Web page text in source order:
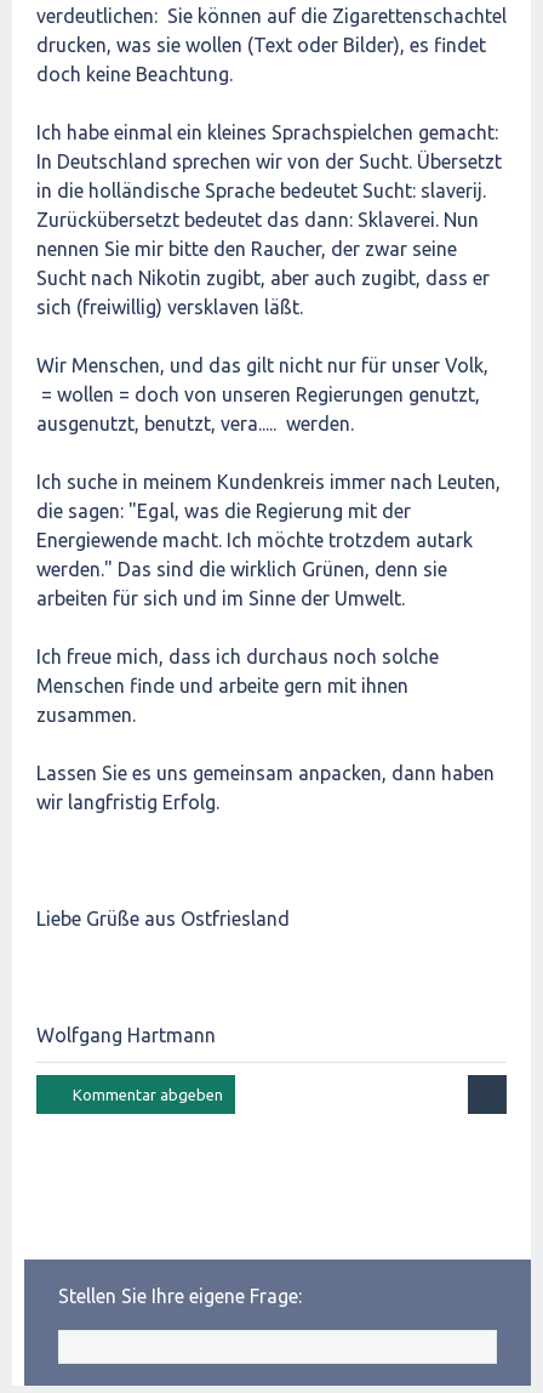
verdeutlichen: Sie können auf die Zigarettenschachtel
drucken, was sie wollen (Text oder Bilder), es findet
doch keine Beachtung.
Ich habe einmal ein kleines Sprachspielchen gemacht:
In Deutschland sprechen wir von der Sucht. Übersetzt
in die holländische Sprache bedeutet Sucht: slaverij.
Zurückübersetzt bedeutet das dann: Sklaverei. Nun
nennen Sie mir bitte den Raucher, der zwar seine
Sucht nach Nikotin zugibt, aber auch zugibt, dass er
sich (freiwillig) versklaven läßt.
Wir Menschen, und das gilt nicht nur für unser Volk,
= wollen = doch von unseren Regierungen genutzt,
ausgenutzt, benutzt, vera..... werden.
Ich suche in meinem Kundenkreis immer nach Leuten,
die sagen: "Egal, was die Regierung mit der
Energiewende macht. Ich möchte trotzdem autark
werden." Das sind die wirklich Grünen, denn sie
arbeiten für sich und im Sinne der Umwelt.
Ich freue mich, dass ich durchaus noch solche
Menschen finde und arbeite gern mit ihnen
zusammen.
Lassen Sie es uns gemeinsam anpacken, dann haben
wir langfristig Erfolg.
Liebe Grüße aus Ostfriesland
Wolfgang Hartmann
Stellen Sie Ihre eigene Frage: